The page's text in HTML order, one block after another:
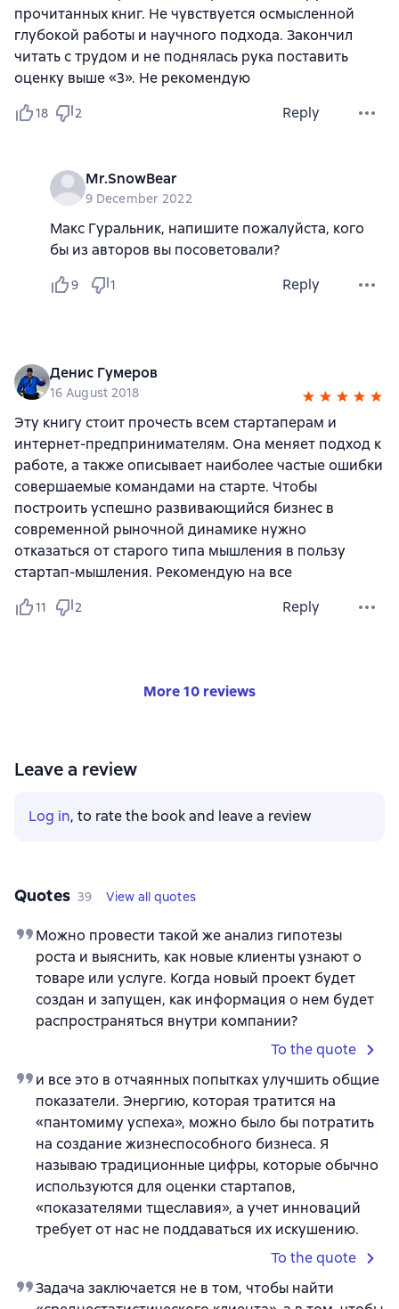
прочитанных книг. Не чувствуется осмысленной
глубокой работы и научного подхода. Закончил
читать с трудом и не поднялась рука поставить
оценку выше «3». Не рекомендую
18 2 Reply
Mr.SnowBear
9 December 2022
Макс Гуральник, напишите пожалуйста, кого
бы из авторов вы посоветовали?
9 1 Reply
Денис Гумеров
16 August 2018
Эту книгу стоит прочесть всем стартаперам и
интернет-предпринимателям. Она меняет подход к
работе, а также описывает наиболее частые ошибки
совершаемые командами на старте. Чтобы
построить успешно развивающийся бизнес в
современной рыночной динамике нужно
отказаться от старого типа мышления в пользу
стартап-мышления. Рекомендую на все
11 2 Reply
More 10 reviews
Leave a review
Log in, to rate the book and leave a review
Quotes 39 View all quotes
Можно провести такой же анализ гипотезы
роста и выяснить, как новые клиенты узнают о
товаре или услуге. Когда новый проект будет
создан и запущен, как информация о нем будет
распространяться внутри компании?
To the quote
и все это в отчаянных попытках улучшить общие
показатели. Энергию, которая тратится на
«пантомиму успеха», можно было бы потратить
на создание жизнеспособного бизнеса. Я
называю традиционные цифры, которые обычно
используются для оценки стартапов,
«показателями тщеславия», а учет инноваций
требует от нас не поддаваться их искушению.
To the quote
Задача заключается не в том, чтобы найти